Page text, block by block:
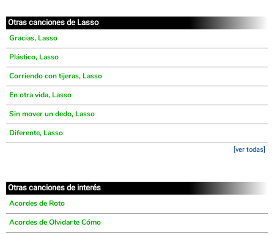
Otras canciones de Lasso
Gracias, Lasso
Plástico, Lasso
Corriendo con tijeras, Lasso
En otra vida, Lasso
Sin mover un dedo, Lasso
Diferente, Lasso
[ver todas]
Otras canciones de interés
Acordes de Roto
Acordes de Olvidarte Cómo